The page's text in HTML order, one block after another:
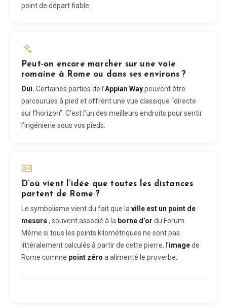
point de départ fiable.
Peut-on encore marcher sur une voie
romaine à Rome ou dans ses environs ?
Oui. Certaines parties de l’Appian Waypeuvent être
parcourues à pied et offrent une vue classique “directe
sur l’horizon”. C’est l’un des meilleurs endroits pour sentir
l’ingénierie sous vos pieds.
D’où vient l’idée que toutes les distances
partent de Rome ?
Le symbolisme vient du fait que la ville est un point de
mesure, souvent associé à la borne d’or du Forum.
Même si tous les points kilométriques ne sont pas
littéralement calculés à partir de cette pierre, l’imagede
Rome comme point zéro a alimenté le proverbe.